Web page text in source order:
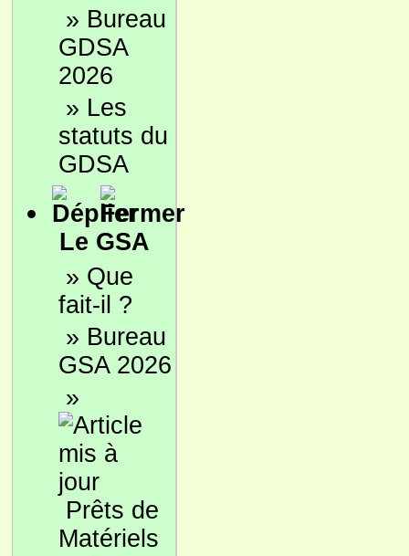
» Bureau
GDSA
2026
» Les
statuts du
GDSA
Le GSA
» Que
fait-il ?
» Bureau
GSA 2026
»
Prêts de
Matériels